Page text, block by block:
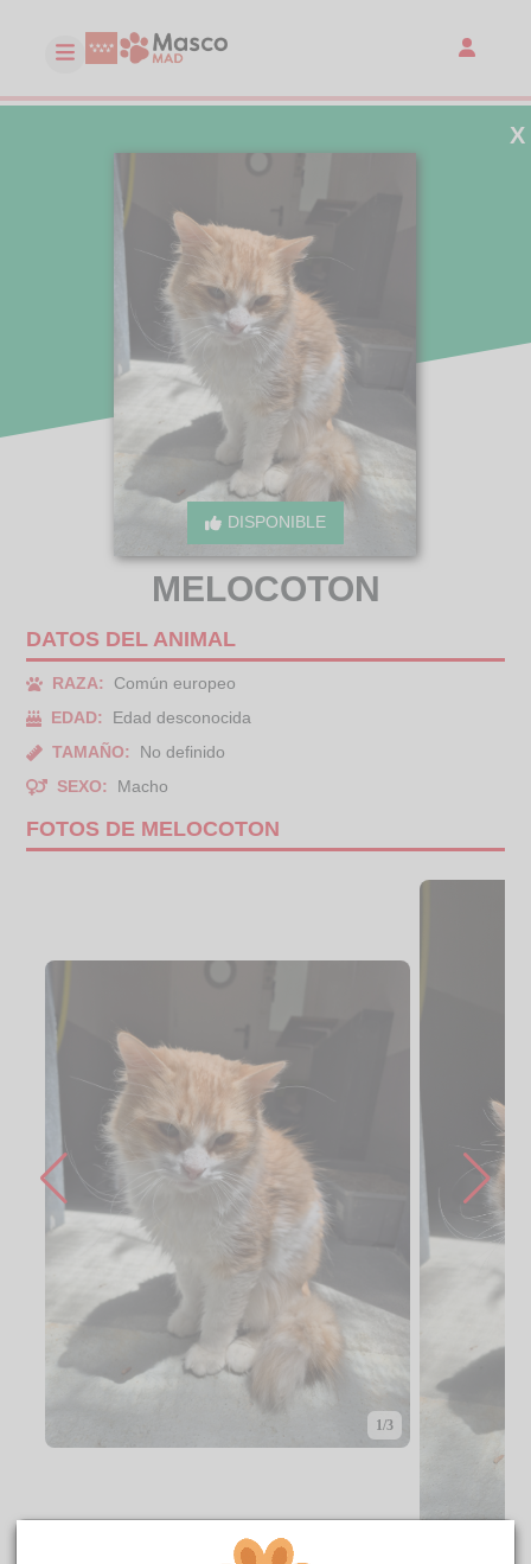
DISPONIBLE
X
MELOCOTON
DATOS DEL ANIMAL
RAZA:
Común europeo
EDAD:
Edad desconocida
TAMAÑO:
No definido
SEXO:
Macho
FOTOS DE MELOCOTON
1/3